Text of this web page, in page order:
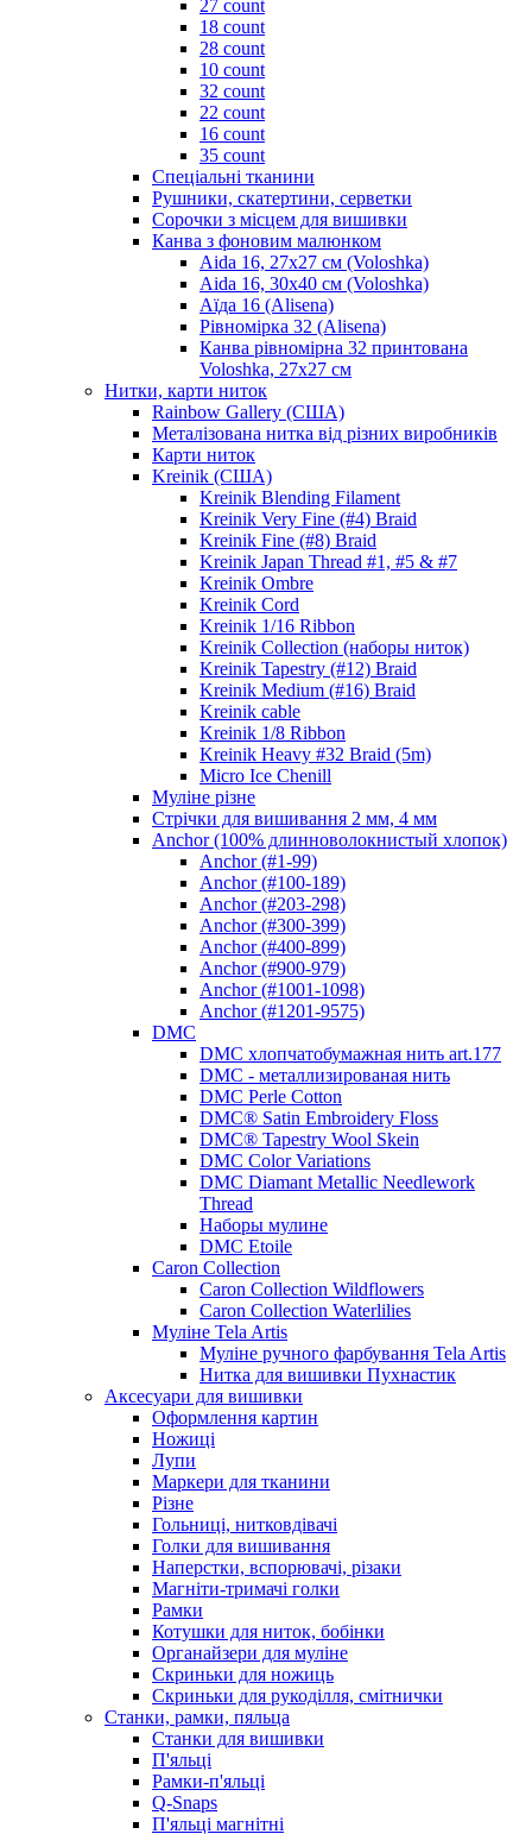
27 count
18 count
28 count
10 count
32 count
22 count
16 count
35 count
Спеціальні тканини
Рушники, скатертини, серветки
Сорочки з місцем для вишивки
Канва з фоновим малюнком
Aida 16, 27х27 см (Voloshka)
Aida 16, 30х40 см (Voloshka)
Аїда 16 (Alisena)
Рівномірка 32 (Alisena)
Канва рівномірна 32 принтована
Voloshka, 27х27 см
Нитки, карти ниток
Rainbow Gallery (США)
Металізована нитка від різних виробників
Карти ниток
Kreinik (США)
Kreinik Blending Filament
Kreinik Very Fine (#4) Braid
Kreinik Fine (#8) Braid
Kreinik Japan Thread #1, #5 & #7
Kreinik Ombre
Kreinik Cord
Kreinik 1/16 Ribbon
Kreinik Collection (наборы ниток)
Kreinik Tapestry (#12) Braid
Kreinik Medium (#16) Braid
Kreinik cable
Kreinik 1/8 Ribbon
Kreinik Heavy #32 Braid (5m)
Micro Ice Chenill
Муліне різне
Стрічки для вишивання 2 мм, 4 мм
Anchor (100% длинноволокнистый хлопок)
Anchor (#1-99)
Anchor (#100-189)
Anchor (#203-298)
Anchor (#300-399)
Anchor (#400-899)
Anchor (#900-979)
Anchor (#1001-1098)
Anchor (#1201-9575)
DMC
DMC хлопчатобумажная нить art.177
DMC - металлизированая нить
DMC Perle Cotton
DMC® Satin Embroidery Floss
DMC® Tapestry Wool Skein
DMC Color Variations
DMC Diamant Metallic Needlework
Thread
Наборы мулине
DMC Etoile
Caron Collection
Caron Collection Wildflowers
Caron Collection Waterlilies
Муліне Tela Artis
Муліне ручного фарбування Tela Artis
Нитка для вишивки Пухнастик
Аксесуари для вишивки
Оформлення картин
Ножиці
Лупи
Маркери для тканини
Різне
Гольниці, нитковдівачі
Голки для вишивання
Наперстки, вспорювачі, різаки
Магніти-тримачі голки
Рамки
Котушки для ниток, бобінки
Органайзери для муліне
Скриньки для ножиць
Скриньки для рукоділля, смітнички
Станки, рамки, пяльца
Станки для вишивки
П'яльці
Рамки-п'яльці
Q-Snaps
П'яльці магнітні